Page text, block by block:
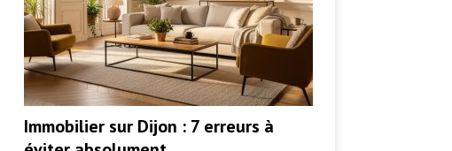
Immobilier sur Dijon : 7 erreurs à